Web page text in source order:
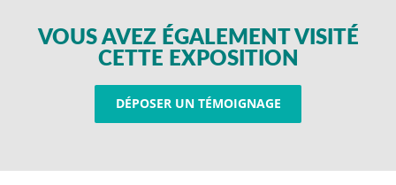
VOUS AVEZ ÉGALEMENT VISITÉ
CETTE EXPOSITION
DÉPOSER UN TÉMOIGNAGE